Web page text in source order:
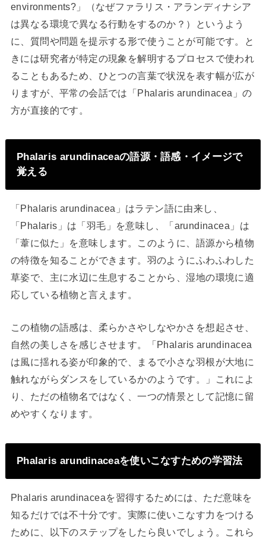
environments?」（なぜファラリス・アランディナシア
は異なる環境で異なる行動をするのか？）というよう
に、質問や問題を提示する形で使うことが可能です。と
きには研究者が特定の現象を解明するプロセスで使われ
ることもあるため、ひとつの言葉で状況を表す幅が広が
りますが、平常の会話では「Phalaris arundinacea」の
方が直接的です。
Phalaris arundinaceaの語源・語感・イメージで
覚える
「Phalaris arundinacea」はラテン語に由来し、
「Phalaris」は「羽毛」を意味し、「arundinacea」は
「葦に似た」を意味します。このように、語源から植物
の特徴を知ることができます。羽のようにふわふわした
草姿で、主に水辺に生息することから、湿地の環境に適
応している植物と言えます。
この植物の語感は、柔らかさやしなやかさを想起させ、
自然の美しさを感じさせます。「Phalaris arundinacea
は風に揺れる姿が印象的で、まるで小さな羽根が大地に
触れながらダンスをしているかのようです。」これによ
り、ただの植物名ではなく、一つの情景として記憶に留
めやすくなります。
Phalaris arundinaceaを使いこなすための学習法
Phalaris arundinaceaを習得するためには、ただ意味を
知るだけでは不十分です。実際に使いこなす力をつける
ために、以下のステップをしたら良いでしょう。これら